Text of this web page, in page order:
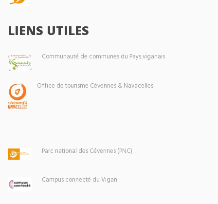
LIENS UTILES
Communauté de communes du Pays viganais
Office de tourisme Cévennes & Navacelles
Parc national des Cévennes (PNC)
Campus connecté du Vigan